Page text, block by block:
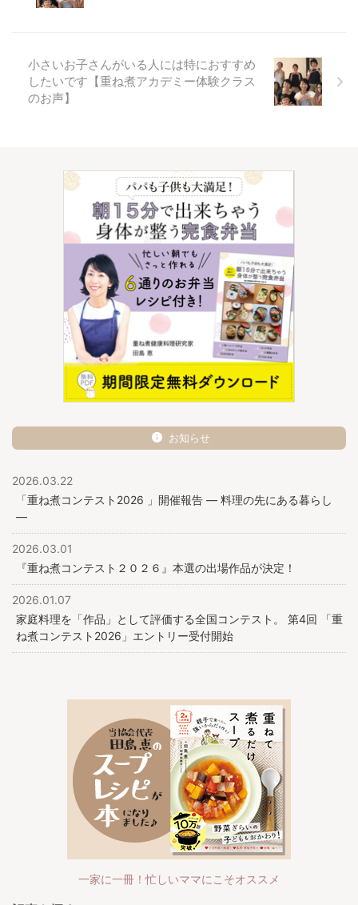
小さいお子さんがいる人には特におすすめ
したいです【重ね煮アカデミー体験クラス
のお声】
お知らせ
2026.03.22
「重ね煮コンテスト2026 」開催報告 ― 料理の先にある暮らし
―
2026.03.01
『重ね煮コンテスト２０２６』本選の出場作品が決定！
2026.01.07
家庭料理を「作品」として評価する全国コンテスト。 第4回 「重
ね煮コンテスト2026」エントリー受付開始
一家に一冊！忙しいママにこそオススメ